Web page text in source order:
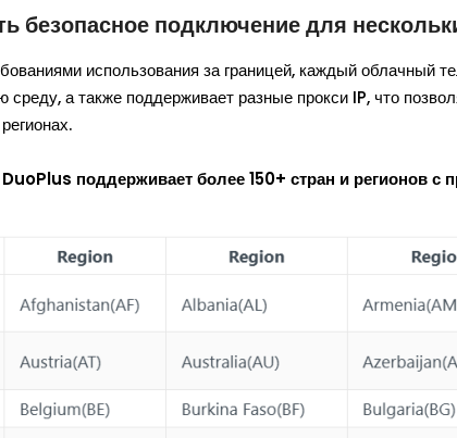
безопасное подключение для
использования за границей, каждый
среду, а также поддерживает разные прокси IP, что
поддерживает более 150+ стран и регионов с